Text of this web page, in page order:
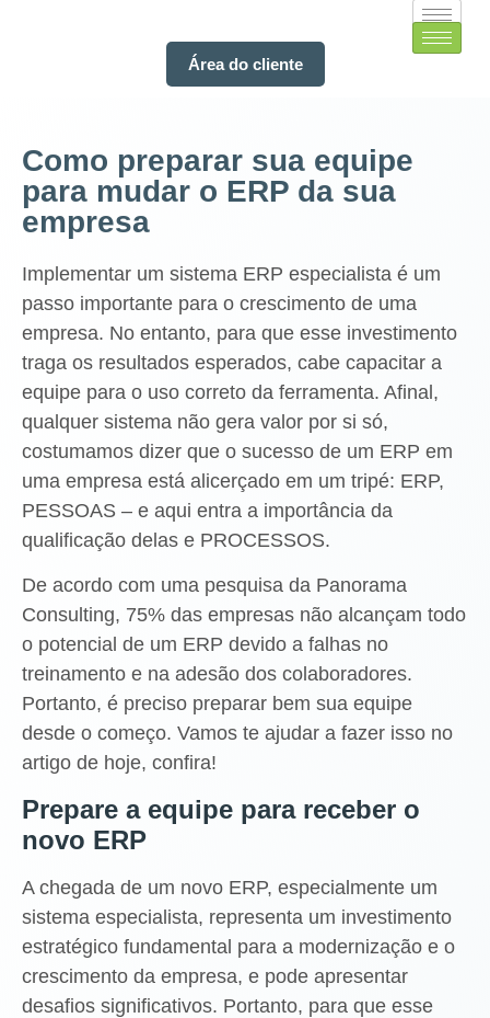
Área do cliente
Como preparar sua equipe
para mudar o ERP da sua
empresa
Implementar um sistema ERP especialista é um
passo importante para o crescimento de uma
empresa. No entanto, para que esse investimento
traga os resultados esperados, cabe capacitar a
equipe para o uso correto da ferramenta. Afinal,
qualquer sistema não gera valor por si só,
costumamos dizer que o sucesso de um ERP em
uma empresa está alicerçado em um tripé: ERP,
PESSOAS – e aqui entra a importância da
qualificação delas e PROCESSOS.
De acordo com uma pesquisa da Panorama
Consulting, 75% das empresas não alcançam todo
o potencial de um ERP devido a falhas no
treinamento e na adesão dos colaboradores.
Portanto, é preciso preparar bem sua equipe
desde o começo. Vamos te ajudar a fazer isso no
artigo de hoje, confira!
Prepare a equipe para receber o
novo ERP
A chegada de um novo ERP, especialmente um
sistema especialista, representa um investimento
estratégico fundamental para a modernização e o
crescimento da empresa, e pode apresentar
desafios significativos. Portanto, para que esse